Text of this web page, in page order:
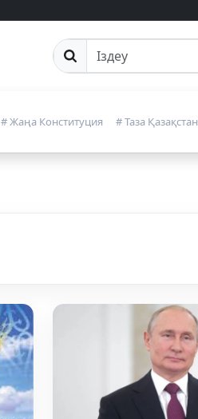
Сайттан іздеу
# Жаңа Конституция # Таза Қазақстан